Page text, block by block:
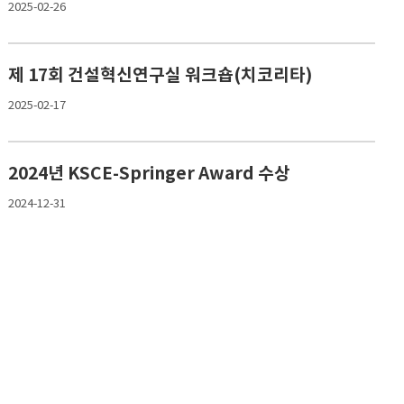
2025-02-26
제 17회 건설혁신연구실 워크숍(치코리타)
2025-02-17
2024년 KSCE-Springer Award 수상
2024-12-31